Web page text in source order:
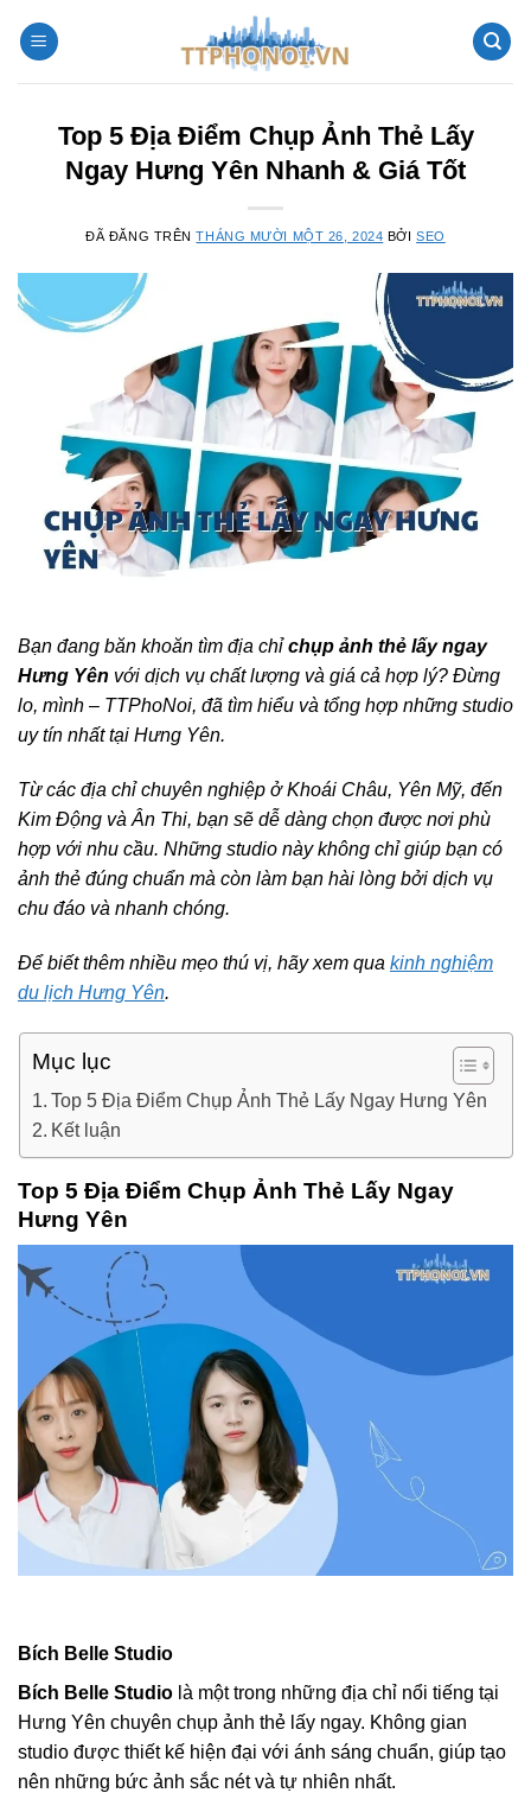
đến
Top 5 Địa Điểm Chụp Ảnh Thẻ Lấy
Ngay Hưng Yên Nhanh & Giá Tốt
ĐÃ ĐĂNG TRÊNTHÁNG MƯỜI MỘT 26, 2024 BỞISEO
Bạn đang băn khoăn tìm địa chỉ chụp ảnh thẻ lấy ngay
Hưng Yên với dịch vụ chất lượng và giá cả hợp lý? Đừng
lo, mình – TTPhoNoi, đã tìm hiểu và tổng hợp những studio
uy tín nhất tại Hưng Yên.
Từ các địa chỉ chuyên nghiệp ở Khoái Châu, Yên Mỹ, đến
Kim Động và Ân Thi, bạn sẽ dễ dàng chọn được nơi phù
hợp với nhu cầu. Những studio này không chỉ giúp bạn có
ảnh thẻ đúng chuẩn mà còn làm bạn hài lòng bởi dịch vụ
chu đáo và nhanh chóng.
Để biết thêm nhiều mẹo thú vị, hãy xem qua kinh nghiệm
du lịch Hưng Yên.
Mục lục
Top 5 Địa Điểm Chụp Ảnh Thẻ Lấy Ngay Hưng Yên
Kết luận
Top 5 Địa Điểm Chụp Ảnh Thẻ Lấy Ngay
Hưng Yên
Bích Belle Studio
Bích Belle Studio là một trong những địa chỉ nổi tiếng tại
Hưng Yên chuyên chụp ảnh thẻ lấy ngay. Không gian
studio được thiết kế hiện đại với ánh sáng chuẩn, giúp tạo
nên những bức ảnh sắc nét và tự nhiên nhất.